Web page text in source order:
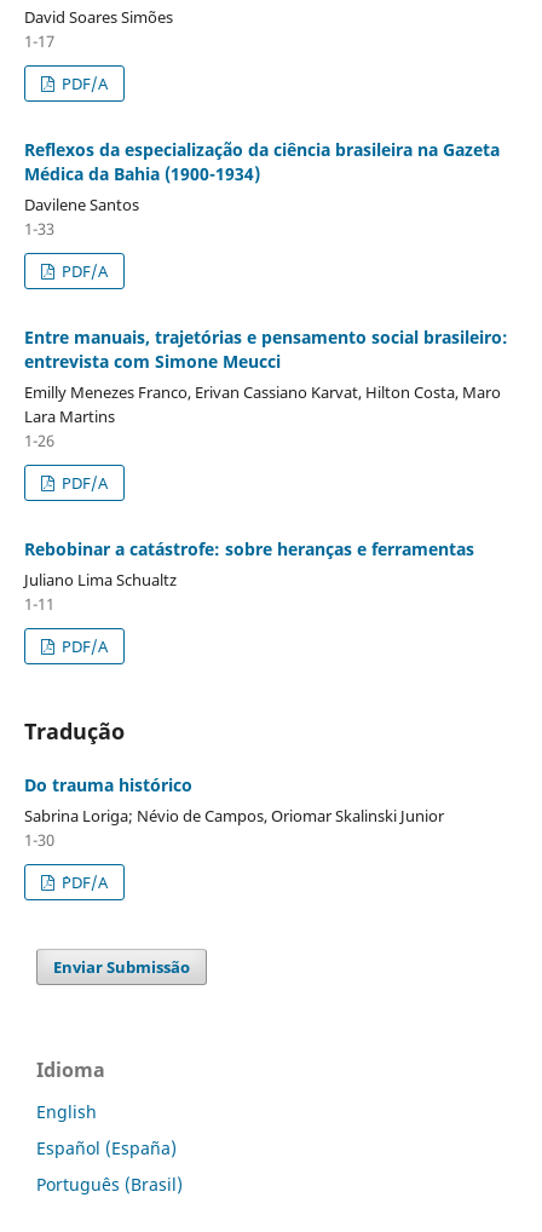
David Soares Simões
1-17
PDF/A
Reflexos da especialização da ciência brasileira na Gazeta
Médica da Bahia (1900-1934)
Davilene Santos
1-33
PDF/A
Entre manuais, trajetórias e pensamento social brasileiro:
entrevista com Simone Meucci
Emilly Menezes Franco, Erivan Cassiano Karvat, Hilton Costa, Maro
Lara Martins
1-26
PDF/A
Rebobinar a catástrofe: sobre heranças e ferramentas
Juliano Lima Schualtz
1-11
PDF/A
Tradução
Do trauma histórico
Sabrina Loriga; Névio de Campos, Oriomar Skalinski Junior
1-30
´PDF/A
Enviar Submissão
Idioma
English
Español (España)
Português (Brasil)